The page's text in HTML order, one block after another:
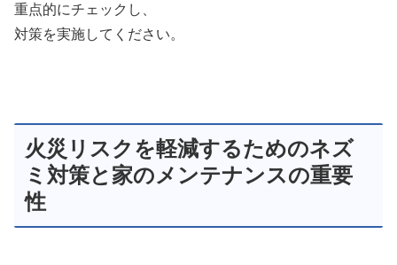
重点的にチェックし、
対策を実施してください。
火災リスクを軽減するためのネズ
ミ対策と家のメンテナンスの重要
性